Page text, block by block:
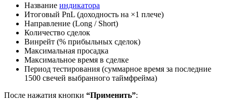
Название индикатора
Итоговый PnL (доходность на ×1 плече)
Направление (Long / Short)
Количество сделок
Винрейт (% прибыльных сделок)
Максимальная просадка
Максимальное время в сделке
Период тестирования (суммарное время за последние
1500 свечей выбранного таймфрейма)
После нажатия кнопки “Применить”: